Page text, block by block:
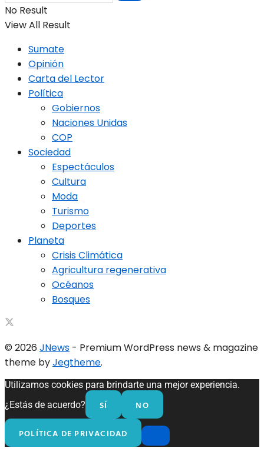
No Result
View All Result
Sumate
Opinión
Carta del Lector
Política
Gobiernos
Naciones Unidas
COP
Sociedad
Espectáculos
Cultura
Moda
Turismo
Deportes
Planeta
Crisis Climática
Agricultura regenerativa
Océanos
Bosques
© 2026 JNews - Premium WordPress news & magazine
theme byJegtheme.
Utilizamos cookies para brindarte una mejor experiencia.
¿Estás de acuerdo?
SÍ NO
POLÍTICA DE PRIVACIDAD